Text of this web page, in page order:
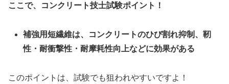
ここで、コンクリート技士試験ポイント！
補強用短繊維は、コンクリートのひび割れ抑制、靭
性・耐衝撃性・耐摩耗性向上などに効果がある
このポイントは、試験でも狙われやすいですよ！